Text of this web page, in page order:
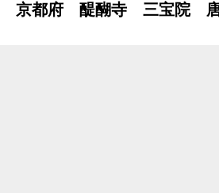
京都府 醍醐寺 三宝院 唐